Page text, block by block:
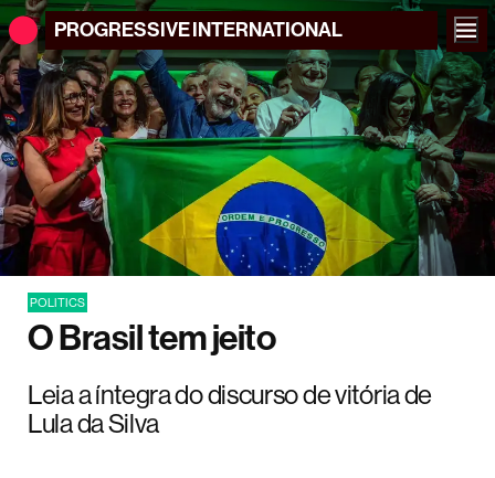
PROGRESSIVEINTERNATIONAL
POLITICS
O Brasil tem jeito
Leia a íntegra do discurso de vitória de
Lula da Silva